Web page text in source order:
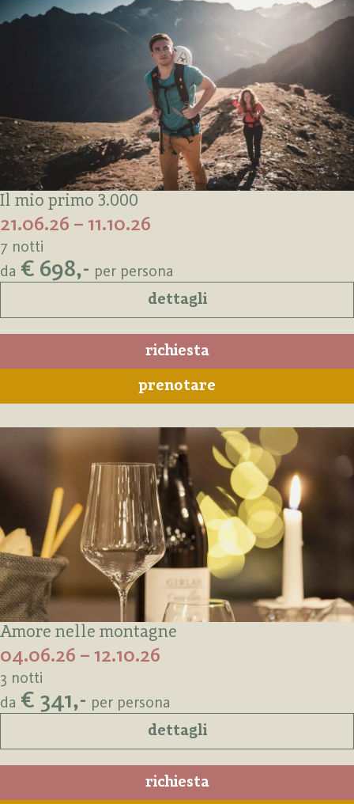
Il mio primo 3.000
21.06.26 – 11.10.26
7 notti
da € 698,- per persona
dettagli
richiesta
prenotare
Amore nelle montagne
04.06.26 – 12.10.26
3 notti
da € 341,- per persona
dettagli
richiesta